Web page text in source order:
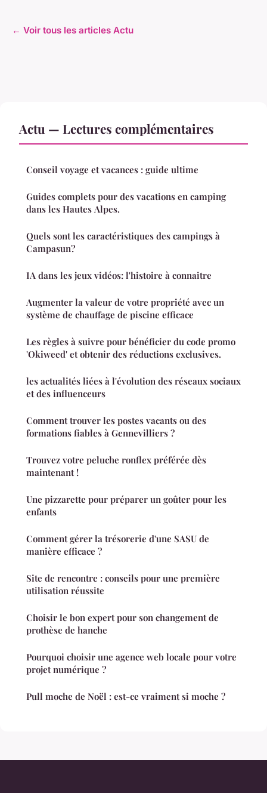
← Voir tous les articles Actu
Actu — Lectures complémentaires
Conseil voyage et vacances : guide ultime
Guides complets pour des vacations en camping
dans les Hautes Alpes.
Quels sont les caractéristiques des campings à
Campasun?
IA dans les jeux vidéos: l'histoire à connaitre
Augmenter la valeur de votre propriété avec un
système de chauffage de piscine efficace
Les règles à suivre pour bénéficier du code promo
'Okiweed' et obtenir des réductions exclusives.
les actualités liées à l'évolution des réseaux sociaux
et des influenceurs
Comment trouver les postes vacants ou des
formations fiables à Gennevilliers ?
Trouvez votre peluche ronflex préférée dès
maintenant !
Une pizzarette pour préparer un goûter pour les
enfants
Comment gérer la trésorerie d'une SASU de
manière efficace ?
Site de rencontre : conseils pour une première
utilisation réussite
Choisir le bon expert pour son changement de
prothèse de hanche
Pourquoi choisir une agence web locale pour votre
projet numérique ?
Pull moche de Noël : est-ce vraiment si moche ?